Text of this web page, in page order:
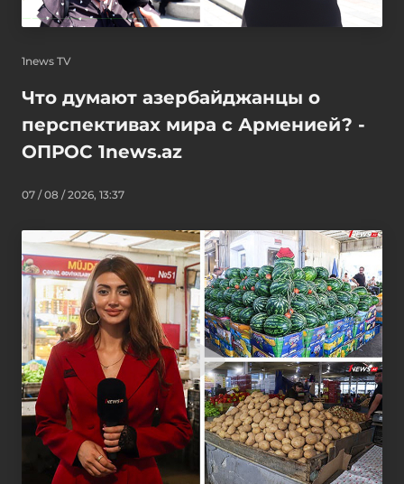
1news TV
Что думают азербайджанцы о
перспективах мира с Арменией? -
ОПРОС 1news.az
07 / 08 / 2026, 13:37